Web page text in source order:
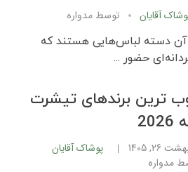
آقایان توسط مدواره
دسته لباس‌هایی هستند که
حضور ...
ترین برندهای تیشرت
26, 1405
پوشاک آقایان
مدواره